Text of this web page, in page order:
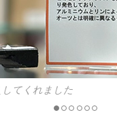
てくれました